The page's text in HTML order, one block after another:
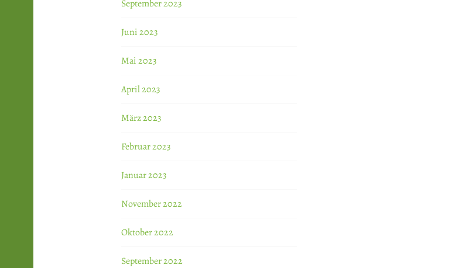
September 2023
Juni 2023
Mai 2023
April 2023
März 2023
Februar 2023
Januar 2023
November 2022
Oktober 2022
September 2022